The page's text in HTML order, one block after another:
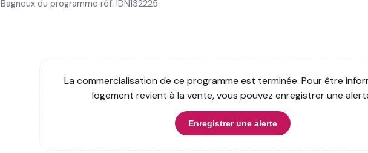
du programme réf. IDN132225
La commercialisation de ce programme est terminée. Pour être
logement revient à la vente, vous pouvez enregistrer une
Enregistrer une alerte